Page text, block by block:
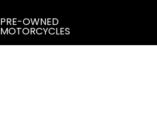
PRE-OWNED
MOTORCYCLES